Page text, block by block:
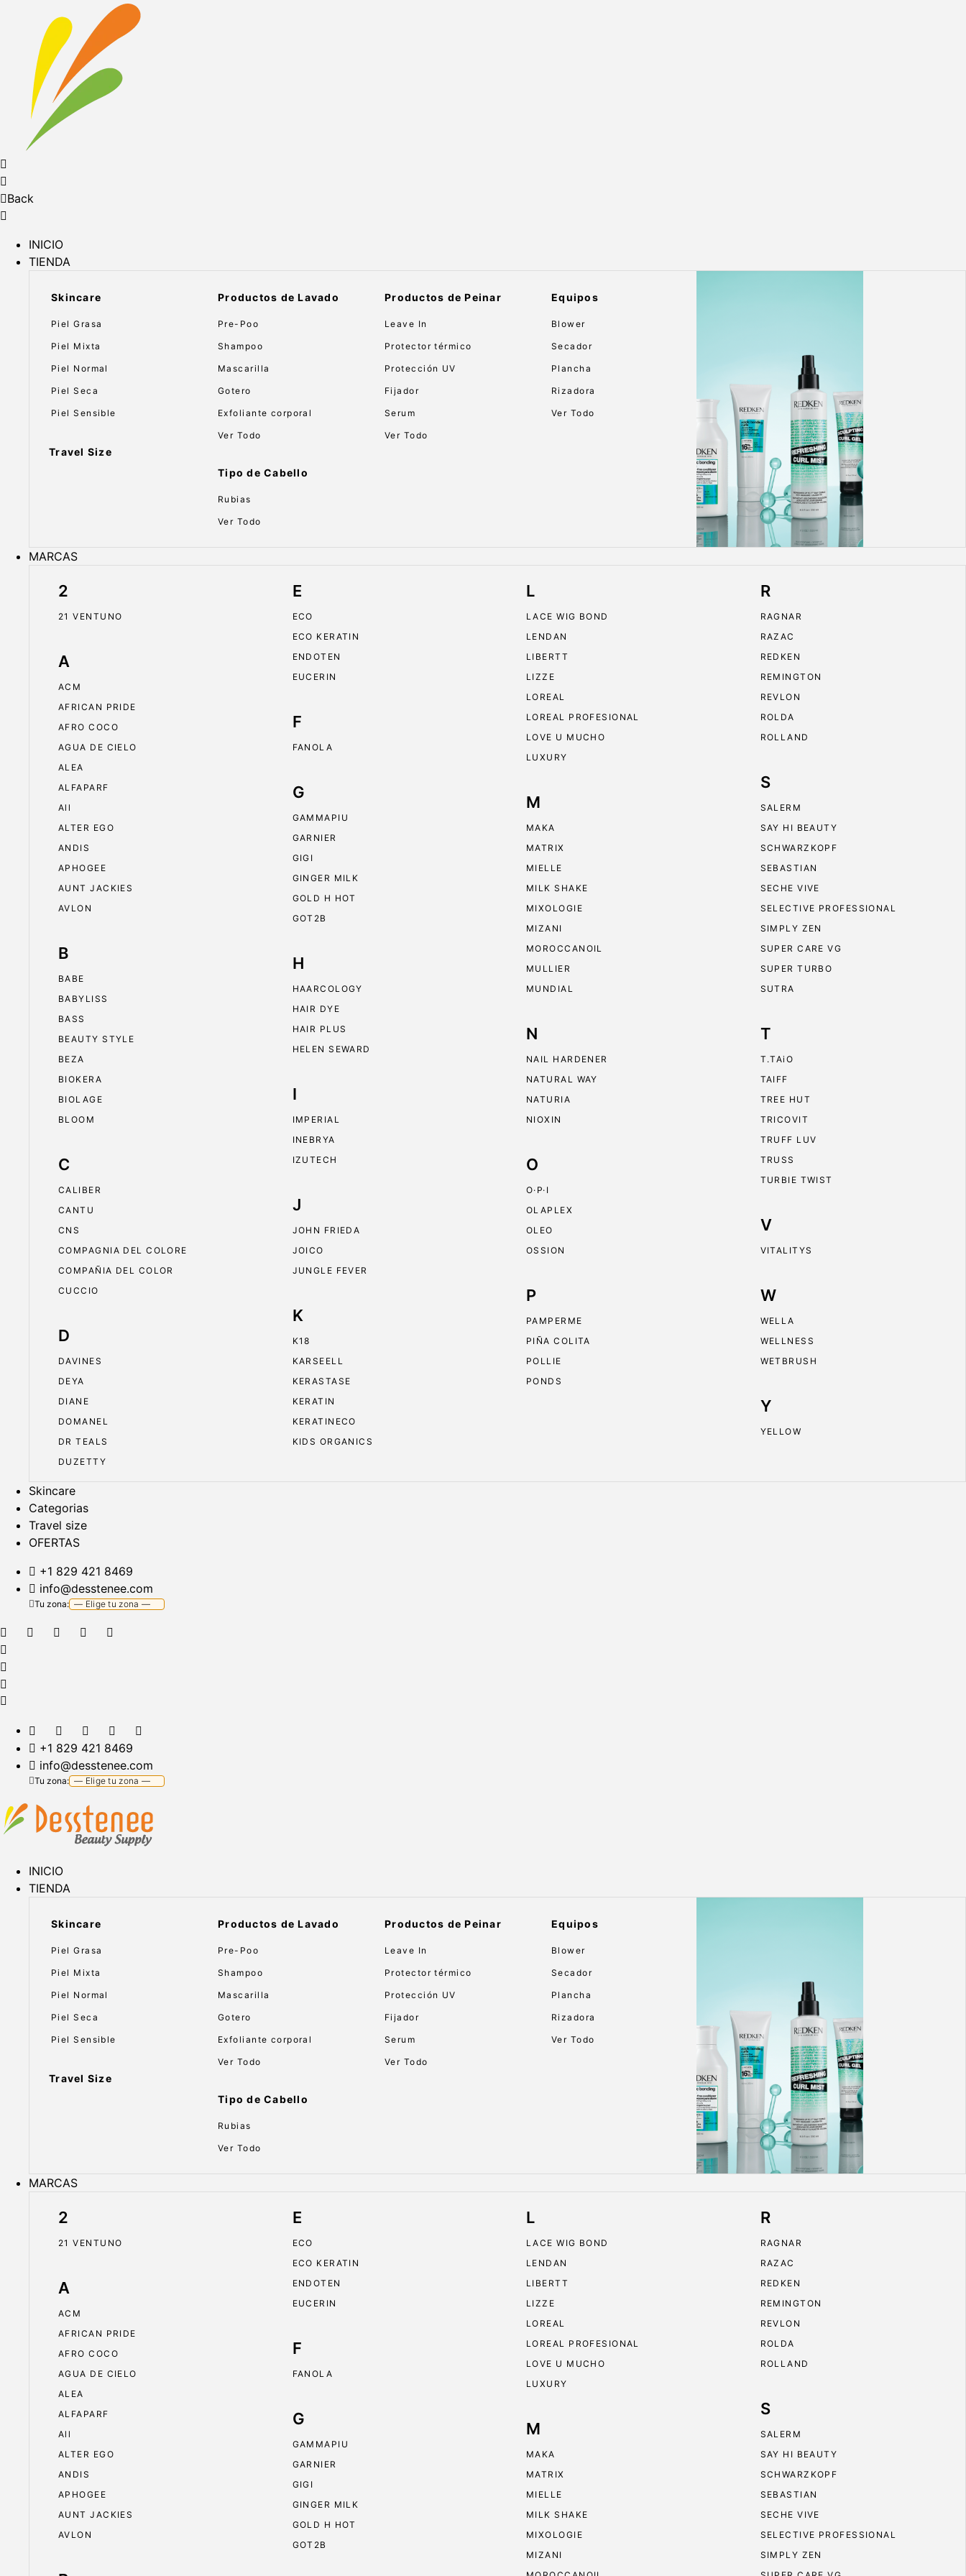
Back
INICIO
TIENDA
Skincare
Piel Grasa
Piel Mixta
Piel Normal
Piel Seca
Piel Sensible
Travel Size
Productos de Lavado
Pre-Poo
Shampoo
Mascarilla
Gotero
Exfoliante corporal
Ver Todo
Tipo de Cabello
Rubias
Ver Todo
Productos de Peinar
Leave In
Protector térmico
Protección UV
Fijador
Serum
Ver Todo
Equipos
Blower
Secador
Plancha
Rizadora
Ver Todo
MARCAS
2
21 VENTUNO
A
ACM
AFRICAN PRIDE
AFRO COCO
AGUA DE CIELO
ALEA
ALFAPARF
All
ALTER EGO
ANDIS
APHOGEE
AUNT JACKIES
AVLON
B
BABE
BABYLISS
BASS
BEAUTY STYLE
BEZA
BIOKERA
BIOLAGE
BLOOM
C
CALIBER
CANTU
CNS
COMPAGNIA DEL COLORE
COMPAÑIA DEL COLOR
CUCCIO
D
DAVINES
DEYA
DIANE
DOMANEL
DR TEALS
DUZETTY
E
ECO
ECO KERATIN
ENDOTEN
EUCERIN
F
FANOLA
G
GAMMAPIU
GARNIER
GIGI
GINGER MILK
GOLD H HOT
GOT2B
H
HAARCOLOGY
HAIR DYE
HAIR PLUS
HELEN SEWARD
I
IMPERIAL
INEBRYA
IZUTECH
J
JOHN FRIEDA
JOICO
JUNGLE FEVER
K
K18
KARSEELL
KERASTASE
KERATIN
KERATINECO
KIDS ORGANICS
L
LACE WIG BOND
LENDAN
LIBERTT
LIZZE
LOREAL
LOREAL PROFESIONAL
LOVE U MUCHO
LUXURY
M
MAKA
MATRIX
MIELLE
MILK SHAKE
MIXOLOGIE
MIZANI
MOROCCANOIL
MULLIER
MUNDIAL
N
NAIL HARDENER
NATURAL WAY
NATURIA
NIOXIN
O
O·P·I
OLAPLEX
OLEO
OSSION
P
PAMPERME
PIÑA COLITA
POLLIE
PONDS
R
RAGNAR
RAZAC
REDKEN
REMINGTON
REVLON
ROLDA
ROLLAND
S
SALERM
SAY HI BEAUTY
SCHWARZKOPF
SEBASTIAN
SECHE VIVE
SELECTIVE PROFESSIONAL
SIMPLY ZEN
SUPER CARE VG
SUPER TURBO
SUTRA
T
T.TAiO
TAIFF
TREE HUT
TRICOVIT
TRUFF LUV
TRUSS
TURBIE TWIST
V
VITALITYS
W
WELLA
WELLNESS
WETBRUSH
Y
YELLOW
Skincare
Categorias
Travel size
OFERTAS
+1 829 421 8469
info@desstenee.com
Tu zona:
+1 829 421 8469
info@desstenee.com
Tu zona:
INICIO
TIENDA
Skincare
Piel Grasa
Piel Mixta
Piel Normal
Piel Seca
Piel Sensible
Travel Size
Productos de Lavado
Pre-Poo
Shampoo
Mascarilla
Gotero
Exfoliante corporal
Ver Todo
Tipo de Cabello
Rubias
Ver Todo
Productos de Peinar
Leave In
Protector térmico
Protección UV
Fijador
Serum
Ver Todo
Equipos
Blower
Secador
Plancha
Rizadora
Ver Todo
MARCAS
2
21 VENTUNO
A
ACM
AFRICAN PRIDE
AFRO COCO
AGUA DE CIELO
ALEA
ALFAPARF
All
ALTER EGO
ANDIS
APHOGEE
AUNT JACKIES
AVLON
E
ECO
ECO KERATIN
ENDOTEN
EUCERIN
F
FANOLA
G
GAMMAPIU
GARNIER
GIGI
GINGER MILK
GOLD H HOT
GOT2B
L
LACE WIG BOND
LENDAN
LIBERTT
LIZZE
LOREAL
LOREAL PROFESIONAL
LOVE U MUCHO
LUXURY
M
MAKA
MATRIX
MIELLE
MILK SHAKE
MIXOLOGIE
MIZANI
R
RAGNAR
RAZAC
REDKEN
REMINGTON
REVLON
ROLDA
ROLLAND
S
SALERM
SAY HI BEAUTY
SCHWARZKOPF
SEBASTIAN
SECHE VIVE
SELECTIVE PROFESSIONAL
SIMPLY ZEN